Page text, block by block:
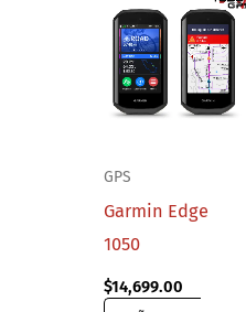
GPS
Garmin Edge
1050
$14,699.00